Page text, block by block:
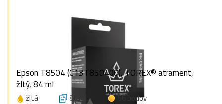
Epson T8504 (C13T850400), TOREX® atrament,
žltý, 84 ml
žltá 84 ml
56 bodov